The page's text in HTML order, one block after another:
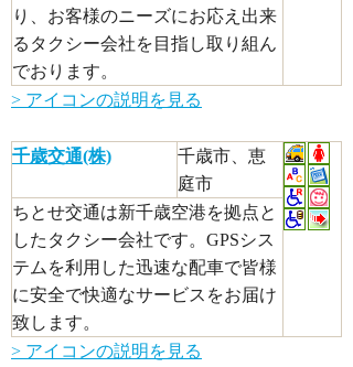
り、お客様のニーズにお応え出来
るタクシー会社を目指し取り組ん
でおります。
> アイコンの説明を見る
千歳交通(株)
千歳市、恵
庭市
ちとせ交通は新千歳空港を拠点と
したタクシー会社です。GPSシス
テムを利用した迅速な配車で皆様
に安全で快適なサービスをお届け
致します。
> アイコンの説明を見る